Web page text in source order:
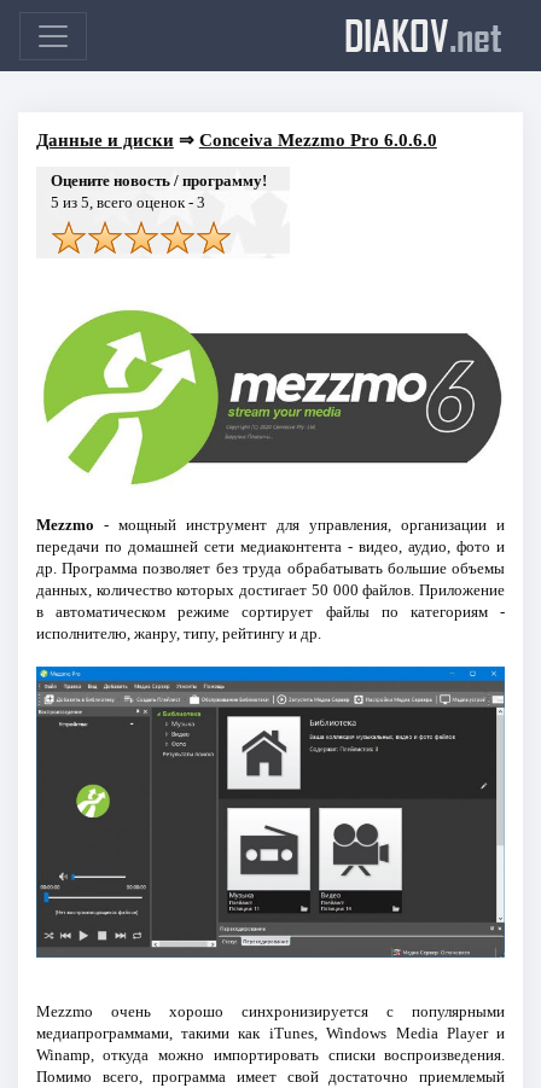
DIAKOV.net
Данные и диски⇒ Conceiva Mezzmo Pro 6.0.6.0
Оцените новость / программу!
5 из 5, всего оценок - 3
Mezzmo - мощный инструмент для управления, организации и
передачи по домашней сети медиаконтента - видео, аудио, фото и
др. Программа позволяет без труда обрабатывать большие объемы
данных, количество которых достигает 50 000 файлов. Приложение
в автоматическом режиме сортирует файлы по категориям -
исполнителю, жанру, типу, рейтингу и др.
Mezzmo очень хорошо синхронизируется с популярными
медиапрограммами, такими как iTunes, Windows Media Player и
Winamp, откуда можно импортировать списки воспроизведения.
Помимо всего, программа имеет свой достаточно приемлемый